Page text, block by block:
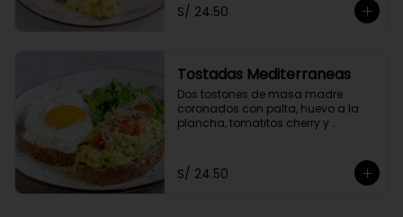
S/ 24.50
Tostadas Mediterraneas
Dos tostones de masa madre
coronados con palta, huevo a la
plancha, tomatitos cherry y
S/ 24.50